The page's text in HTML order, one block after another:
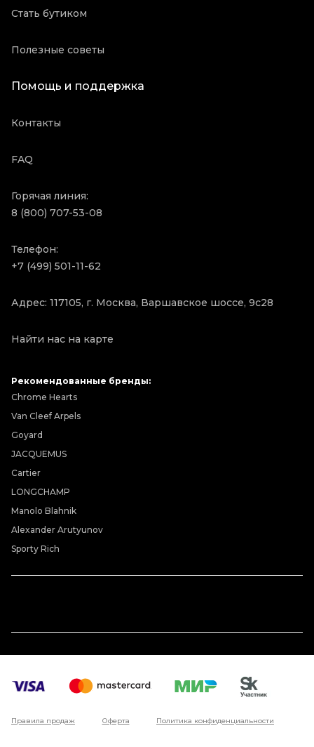
Стать бутиком
Полезные советы
Помощь и поддержка
Контакты
FAQ
Горячая линия:
8 (800) 707-53-08
Телефон:
+7 (499) 501-11-62
Адрес: 117105, г. Москва, Варшавское шоссе, 9с28
Найти нас на карте
Рекомендованные бренды:
Chrome Hearts
Van Cleef Arpels
Goyard
JACQUEMUS
Cartier
LONGCHAMP
Manolo Blahnik
Alexander Arutyunov
Sporty Rich
Правила продаж Оферта Политика конфиденциальности